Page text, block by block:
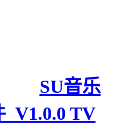
SU音乐
TV